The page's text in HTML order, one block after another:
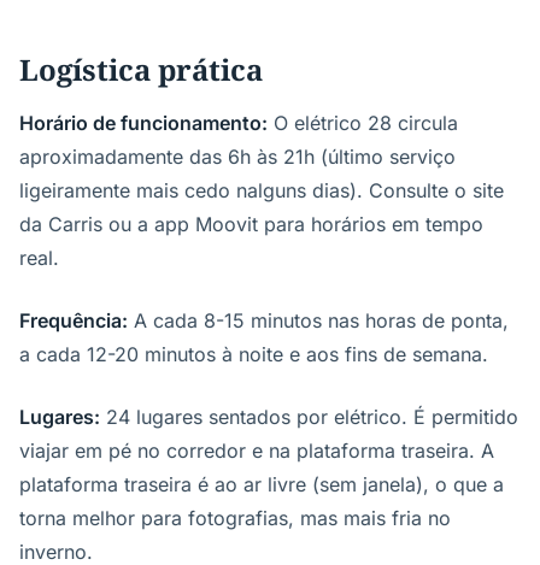
Logística prática
Horário de funcionamento: O elétrico 28 circula
aproximadamente das 6h às 21h (último serviço
ligeiramente mais cedo nalguns dias). Consulte o site
da Carris ou a app Moovit para horários em tempo
real.
Frequência: A cada 8-15 minutos nas horas de ponta,
a cada 12-20 minutos à noite e aos fins de semana.
Lugares: 24 lugares sentados por elétrico. É permitido
viajar em pé no corredor e na plataforma traseira. A
plataforma traseira é ao ar livre (sem janela), o que a
torna melhor para fotografias, mas mais fria no
inverno.